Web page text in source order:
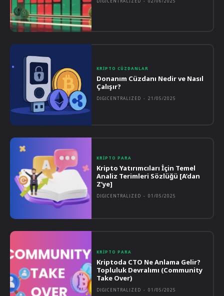
KRIPTO CÜZDANLAR
Donanım Cüzdanı Nedir ve Nasıl
Çalışır?
DIGICENTRALIZED - 21/05/2025
KRIPTO PARA
Kripto Yatırımcıları İçin Temel
Analiz Terimleri Sözlüğü [A’dan
Z’ye]
DIGICENTRALIZED - 01/05/2025
KRIPTO PARA
Kriptoda CTO Ne Anlama Gelir?
Topluluk Devralımı (Community
Take Over)
DIGICENTRALIZED - 01/05/2025